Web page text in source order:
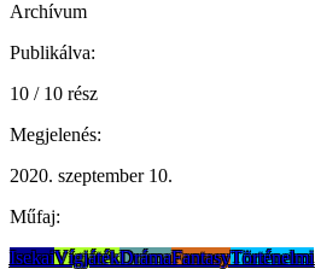
Archívum
Publikálva:
10 / 10 rész
Megjelenés:
2020. szeptember 10.
Műfaj:
IsekaiVígjátékDrámaFantasyTörténelmi